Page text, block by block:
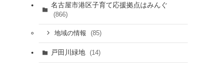
名古屋市港区子育て応援拠点はみんぐ
(866)
地域の情報 (85)
戸田川緑地 (14)